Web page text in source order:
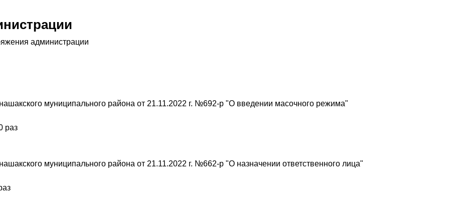
администрации
муниципального района от 21.11.2022 г. №692-р "О введении масочного режима"
раз
муниципального района от 21.11.2022 г. №662-р "О назначении ответственного лица"